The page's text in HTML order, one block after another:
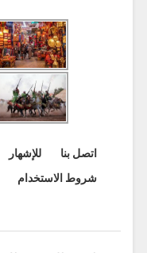
اتصل بنا للإشهار
شروط الاستخدام